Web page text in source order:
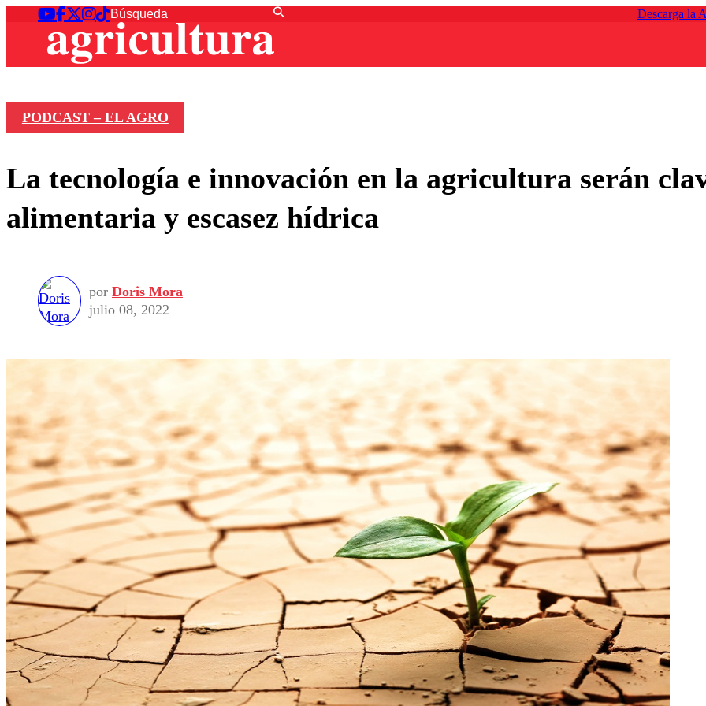
Descarga la
PODCAST – EL AGRO
La tecnología e innovación en la agricultura serán
alimentaria y escasez hídrica
por Doris Mora
julio 08, 2022